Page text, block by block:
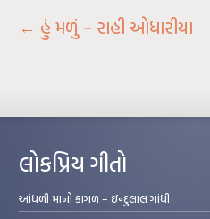
← હું મળું – રાહી ઓધારીયા
લોકપ્રિય ગીતો
આંધળી માનો કાગળ – ઇન્દુલાલ ગાંધી